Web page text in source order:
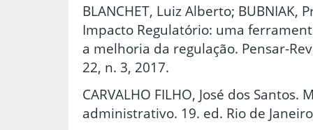
BLANCHET, Luiz Alberto; BUBNIAK,
Impacto Regulatório: uma
a melhoria da regulação. Pensar-
22, n. 3, 2017.
CARVALHO FILHO, José dos
administrativo. 19. ed. Rio de